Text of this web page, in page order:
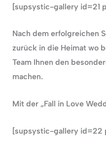
[supsystic-gallery id=21
Nach dem erfolgreichen
zurück in die Heimat wo
Team Ihnen den
machen.
Mit der „Fall in Love
[supsystic-gallery id=22